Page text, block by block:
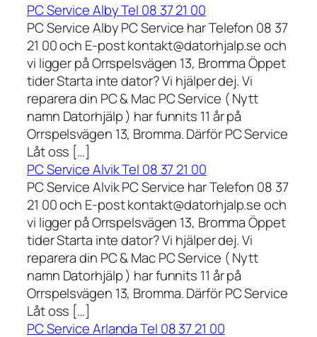
PC Service Alby Tel 08 37 21 00
PC Service Alby PC Service har Telefon 08 37
21 00 och E-post kontakt@datorhjalp.se och
vi ligger på Orrspelsvägen 13, Bromma Öppet
tider Starta inte dator? Vi hjälper dej. Vi
reparera din PC & Mac PC Service ( Nytt
namn Datorhjälp ) har funnits 11 år på
Orrspelsvägen 13, Bromma. Därför PC Service
Låt oss […]
PC Service Alvik Tel 08 37 21 00
PC Service Alvik PC Service har Telefon 08 37
21 00 och E-post kontakt@datorhjalp.se och
vi ligger på Orrspelsvägen 13, Bromma Öppet
tider Starta inte dator? Vi hjälper dej. Vi
reparera din PC & Mac PC Service ( Nytt
namn Datorhjälp ) har funnits 11 år på
Orrspelsvägen 13, Bromma. Därför PC Service
Låt oss […]
PC Service Arlanda Tel 08 37 21 00